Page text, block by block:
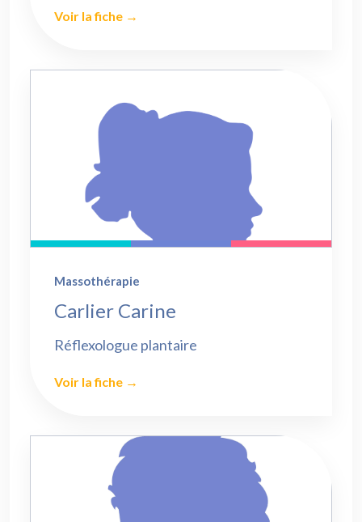
Voir la fiche →
Massothérapie
Carlier Carine
Réflexologue plantaire
Voir la fiche →